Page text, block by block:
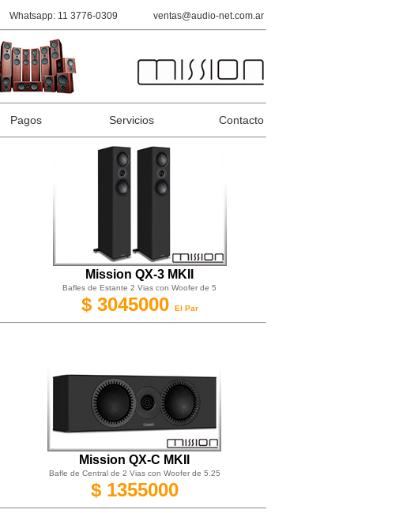
Whatsapp: 11 3776-0309 ventas@audio-net.com.ar
Pagos Servicios Contacto
Mission QX-3 MKII
Bafles de Estante 2 Vias con Woofer de 5
$ 3045000 El Par
Mission QX-C MKII
Bafle de Central de 2 Vias con Woofer de 5.25
$ 1355000